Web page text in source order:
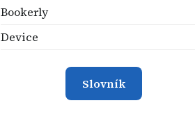
Bookerly
Device
Slovník